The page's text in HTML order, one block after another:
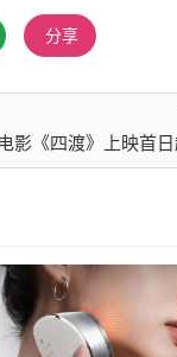
分享
影《四渡》上映首